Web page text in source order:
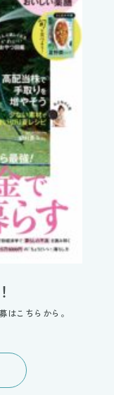
はこちらから。